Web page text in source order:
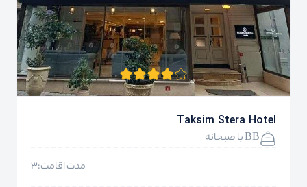
Taksim Stera Hotel
BB با صبحانه
مدت اقامت:3